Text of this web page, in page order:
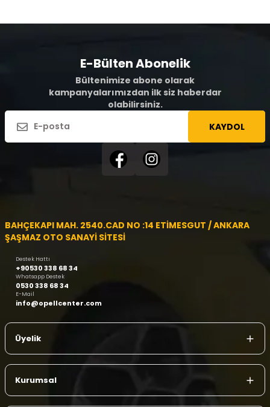
E-Bülten Abonelik
Bültenimize abone olarak
kampanyalarımızdan ilk siz haberdar
olabilirsiniz.
KAYDOL
BAHÇEKAPI MAH. 2540.CAD NO :14 ETİMESGUT / ANKARA
ŞAŞMAZ OTO SANAYİ SİTESİ
Destek Hattı
+90530 338 68 34
Whatsapp Destek
0530 338 68 34
E-Mail
info@opellcenter.com
Üyelik
Kurumsal